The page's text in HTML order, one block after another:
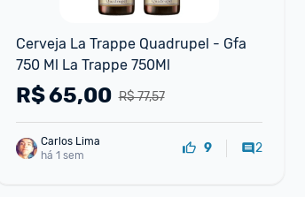
Cerveja La Trappe Quadrupel - Gfa
750 Ml La Trappe 750Ml
R$ 77,57
R$65,00
Carlos Lima
há 1 sem
9 2